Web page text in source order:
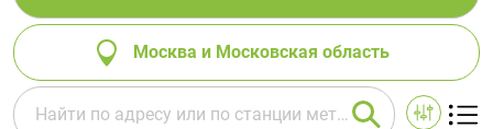
Москва и Московская область